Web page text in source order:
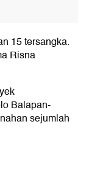
15 tersangka.
Risna
Balapan-
sejumlah